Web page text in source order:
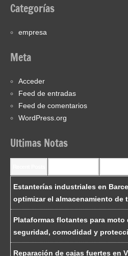
Categorías
empresa
Meta
Acceder
Feed de entradas
Feed de comentarios
WordPress.org
Ultimas Notas
Estanterías industriales en
optimizar el almacenamiento de
Plataformas flotantes para moto
seguridad, comodidad y
Reparación de cajas fuertes en